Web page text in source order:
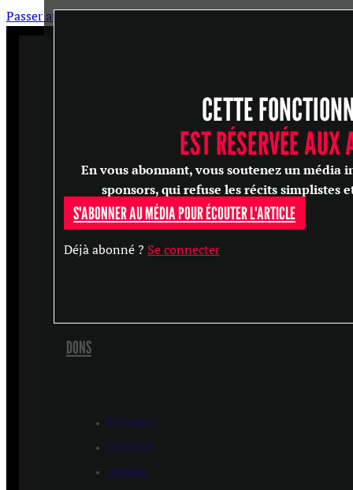
Passer au contenu principalPasser au pied de page
CONFÉRENCES
RECHERCHER
DONS
ÉCONOMIE
POLITIQUE
HISTOIRE
CETTE
EST RÉSERVÉE AUX
En vous abonnant, vous soutenez un média
sponsors, qui refuse les récits simplistes
S'ABONNER AU MÉDIA POUR ÉCOUTER L'ARTICLE
Déjà abonné ? Se connecter